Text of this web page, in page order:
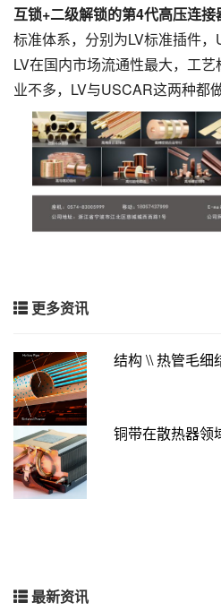
互锁+二级解锁的第4代高压连接
标准体系，分别为LV标准插件
LV在国内市场流通性最大，工
业不多，LV与USCAR这两种都
更多资讯
结构 \\ 热管毛细
铜带在散热器领
最新资讯